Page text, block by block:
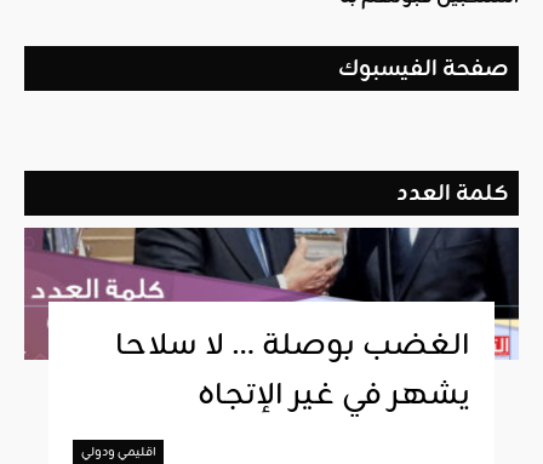
صفحة الفيسبوك
كلمة العدد
الغضب بوصلة … لا سلاحا
يشهر في غير الإتجاه
اقليمي ودولي